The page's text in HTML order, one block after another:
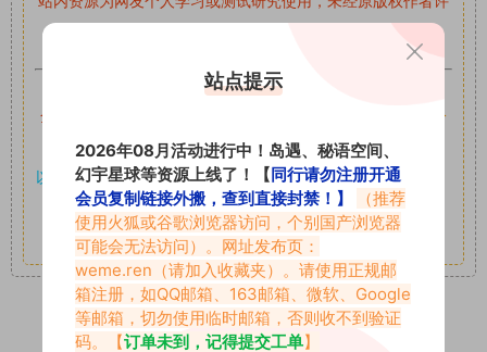
如果遇到付费才可获取的素材，建议升级
全站付费素材可提供补档服务
素材以主流网盘分
享。
以7z、7z分卷格式压缩，解压应下载对应的软件操作，
7-zip；安卓：zarchiver；苹果：解压专家
其它更多疑问请查看站内帮助中心！
0 0
站点提示
2026年08月活动进行中！岛遇、秘语空间、
幻宇星球等资源上线了！【同行请勿注册开通
会员复制链接外搬，查到直接封禁！】
（推荐
使用火狐或谷歌浏览器访问，个别国产浏览器
可能会无法访问）。网址发布页：
weme.ren （请加入收藏夹）。请使用正规邮
箱注册，如QQ邮箱、163邮箱、微软、Google
等邮箱，切勿使用临时邮箱，否则收不到验证
码。【订单未到，记得提交工单】